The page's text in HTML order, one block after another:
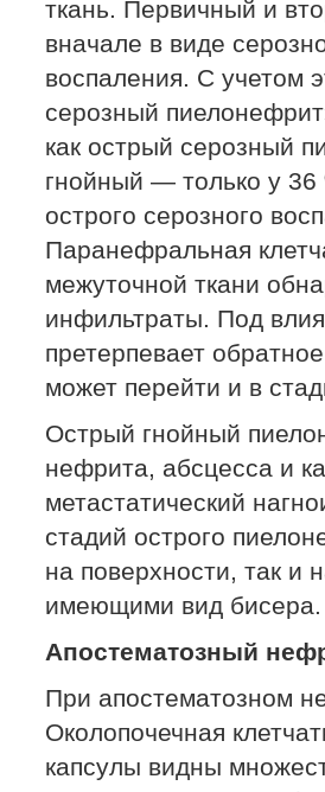
ткань. Первичный и
вначале в виде
воспаления. С учетом
серозный
как острый серозный
гнойный — только у
острого серозного
Паранефральная
межуточной ткани
инфильтраты. Под
претерпевает
может перейти и в
Острый гнойный
нефрита, абсцесса и
метастатический
стадий острого
на поверхности, так и
имеющими вид бисера.
Апостематозный
При апостематозном
Околопочечная
капсулы видны